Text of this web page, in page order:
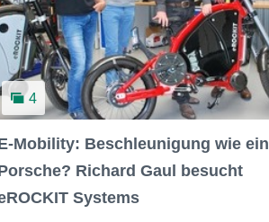
4
Mobility: Beschleunigung wie ein
Richard Gaul besucht
Systems